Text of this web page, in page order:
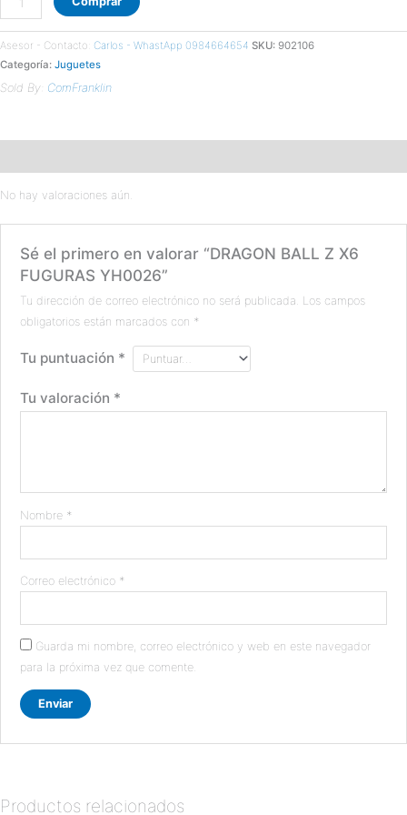
Asesor - Contacto: Carlos - WhastApp 0984664654 SKU: 902106
Categoría: Juguetes
Sold By: ComFranklin
No hay valoraciones aún.
Sé el primero en valorar “DRAGON BALL Z X6
FUGURAS YH0026”
Tu dirección de correo electrónico no será publicada. Los campos
obligatorios están marcados con *
Tu puntuación *
Tu valoración *
Nombre *
Correo electrónico *
Guarda mi nombre, correo electrónico y web en este navegador
para la próxima vez que comente.
Productos relacionados